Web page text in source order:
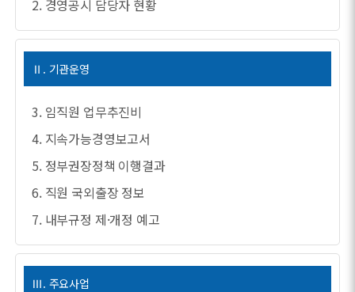
2. 경영공시 담당자 현황
Ⅱ. 기관운영
3. 임직원 업무추진비
4. 지속가능경영보고서
5. 정부권장정책 이행결과
6. 직원 국외출장 정보
7. 내부규정 제·개정 예고
Ⅲ. 주요사업